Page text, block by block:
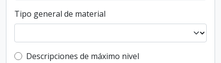
Tipo general de material
Top-level description filter
Descripciones de máximo nivel